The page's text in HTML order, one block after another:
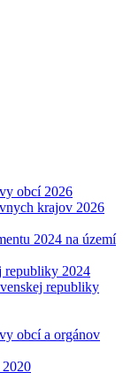
obcí 2026
krajov 2026
2024 na území
republiky 2024
republiky
obcí a orgánov